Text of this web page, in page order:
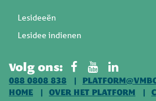
Lesideeën
Lesidee indienen
Volg ons:
088 0808 838
HOME
OVER HET PLATFORM